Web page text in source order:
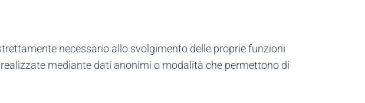
necessario allo svolgimento delle proprie funzioni
mediante dati anonimi o modalità che permettono di